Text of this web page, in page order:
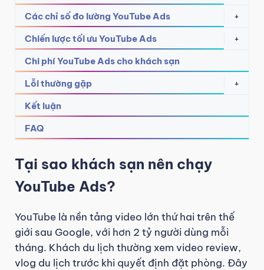
Các chỉ số đo lường YouTube Ads
+
Chiến lược tối ưu YouTube Ads
+
Chi phí YouTube Ads cho khách sạn
Lỗi thường gặp
+
Kết luận
FAQ
Tại sao khách sạn nên chạy
YouTube Ads?
YouTube là nền tảng video lớn thứ hai trên thế
giới sau Google, với hơn 2 tỷ người dùng mỗi
tháng. Khách du lịch thường xem video review,
vlog du lịch trước khi quyết định đặt phòng. Đây